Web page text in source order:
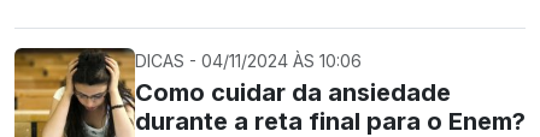
DICAS - 04/11/2024 ÀS 10:06
Como cuidar da ansiedade
durante a reta final para o Enem?